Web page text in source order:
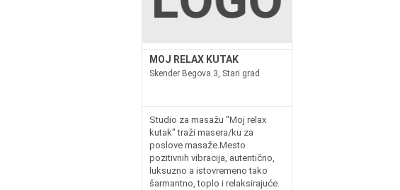
MOJ RELAX KUTAK
Skender Begova 3, Stari grad
Studio za masažu "Moj relax
kutak" traži masera/ku za
poslove masaže.Mesto
pozitivnih vibracija, autentično,
luksuzno a istovremeno tako
šarmantno, toplo i relaksirajuće.